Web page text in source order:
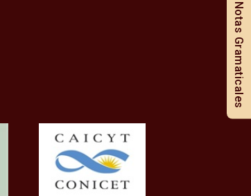
Notas Gramaticales